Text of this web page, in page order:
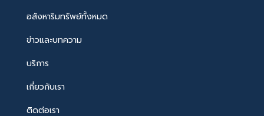
อสังหาริมทรัพย์ทั้งหมด
ข่าวและบทความ
บริการ
เกี่ยวกับเรา
ติดต่อเรา